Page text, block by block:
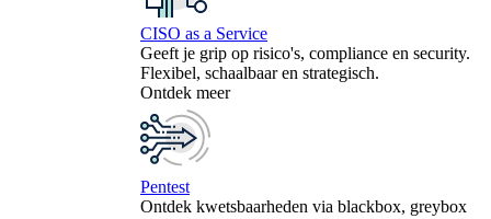
CISO as a Service
Geeft je grip op risico's, compliance en security.
Flexibel, schaalbaar en strategisch.
Ontdek meer
Pentest
Ontdek kwetsbaarheden via blackbox, greybox